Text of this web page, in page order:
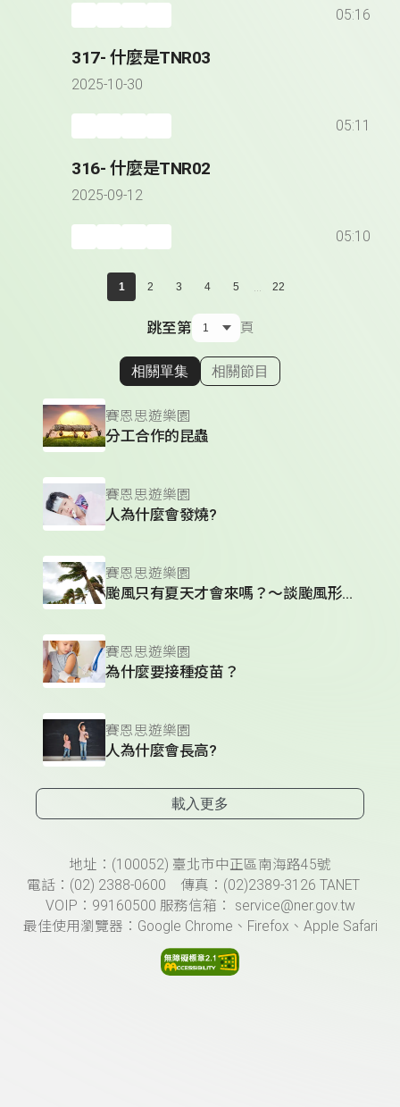
05:16
317- 什麼是TNR03
2025-10-30
05:11
316- 什麼是TNR02
2025-09-12
05:10
1 2 3 4 5 ... 22
跳至第 頁
顯示相關單集
相關單集 相關節目
賽恩思遊樂園
分工合作的昆蟲
賽恩思遊樂園
人為什麼會發燒?
賽恩思遊樂園
颱風只有夏天才會來嗎？～談颱風形成的原因
賽恩思遊樂園
為什麼要接種疫苗？
賽恩思遊樂園
人為什麼會長高?
載入更多
頁尾資訊地址：(100052) 臺北市中正區南海路45號
電話：(02) 2388-0600 傳真：(02)2389-3126 TANET
VOIP：99160500 服務信箱： service@ner.gov.tw
最佳使用瀏覽器：Google Chrome、Firefox、Apple Safari